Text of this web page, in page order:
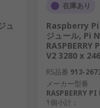
ュ
在庫あり
Raspberry Pi
ジュール, Pi
RASPBERRY
V2 3280 x
RS品番 913-
メーカー型番
RASPBERRY
1個小計：